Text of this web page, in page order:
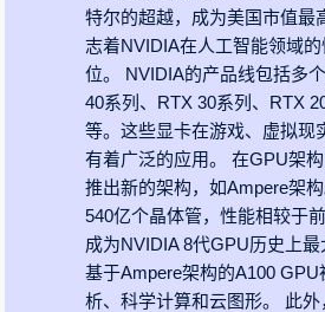
特尔的超越，成为美国市值最
志着NVIDIA在人工智能领域
位。 NVIDIA的产品线包括多
40系列、RTX 30系列、RTX
等。这些显卡在游戏、虚拟现
有着广泛的应用。 在GPU架
推出新的架构，如Ampere架
540亿个晶体管，性能相较于
成为NVIDIA 8代GPU历史上最
基于Ampere架构的A100
析、科学计算和云图形。 此